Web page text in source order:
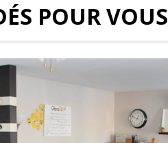
POUR VOUS